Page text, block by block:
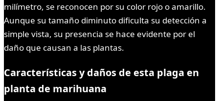
milímetro, se reconocen por su color rojo o amarillo.
Aunque su tamaño diminuto dificulta su detección a
simple vista, su presencia se hace evidente por el
daño que causan a las plantas.
Características y daños de esta plaga en
planta de marihuana